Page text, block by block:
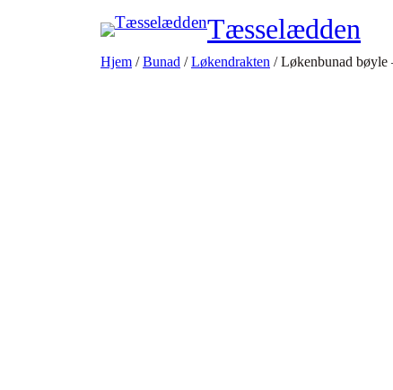
Tæsselædden
Hjem /Bunad /Løkendrakten / Løkenbunad bøyle